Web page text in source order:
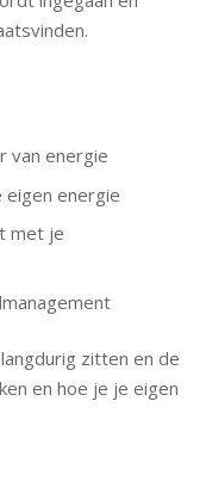
van energie
eigen energie
met je
zitten en de
en hoe je je eigen